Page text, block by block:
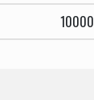
10000